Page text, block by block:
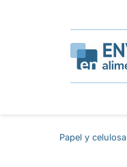
Papel y celulosa